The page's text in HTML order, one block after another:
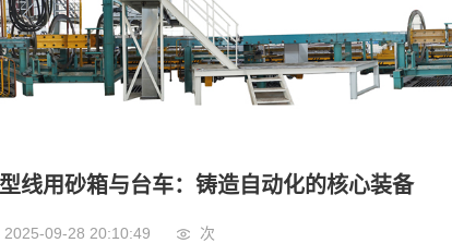
线用砂箱与台车：铸造自动化的核心装备
2025-09-28 20:10:49 次